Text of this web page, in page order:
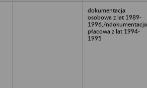
dokumentacja
osobowa z lat 1989-
1996,/ndokumentacja
płacowa z lat 1994-
1995